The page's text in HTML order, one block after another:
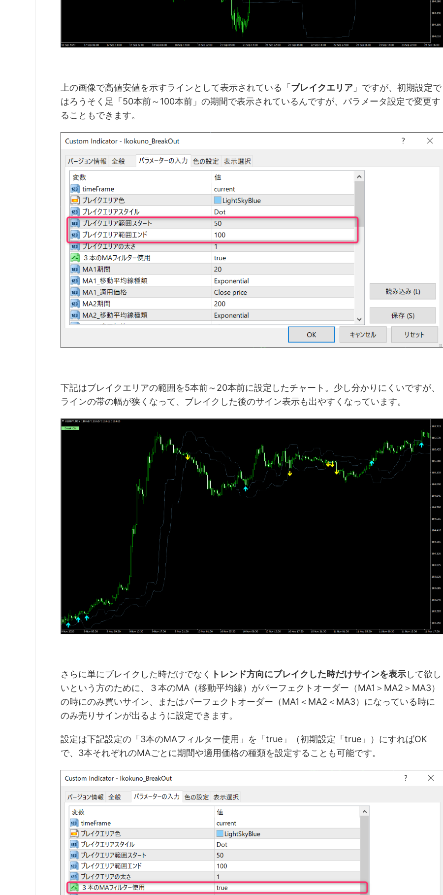
上の画像で高値安値を示すラインとして表示されている「 ブレイクエリア 」ですが、初期設定で
はろうそく足「50本前～100本前」の期間で表示されているんですが、パラメータ設定で変更す
ることもできます。
下記はブレイクエリアの範囲を5本前～20本前に設定したチャート。少し分かりにくいですが、
ラインの帯の幅が狭くなって、ブレイクした後のサイン表示も出やすくなっています。
さらに単にブレイクした時だけでなく トレンド方向にブレイクした時だけサインを表示して欲し
いという方のために、３本のMA（移動平均線）がパーフェクトオーダー（MA1＞MA2＞MA3）
の時にのみ買いサイン、またはパーフェクトオーダー（MA1＜MA2＜MA3）になっている時に
のみ売りサインが出るように設定できます。
設定は下記設定の「3本のMAフィルター使用」を「true」（初期設定「true」）にすればOK
で、3本それぞれのMAごとに期間や適用価格の種類を設定することも可能です。